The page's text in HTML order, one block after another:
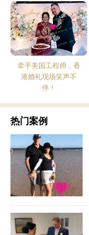
牵手美国工程师，香
港婚礼现场笑声不
停！
热门案例